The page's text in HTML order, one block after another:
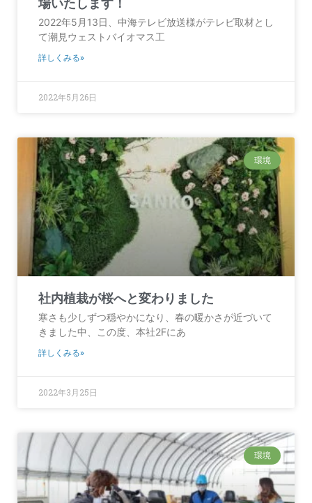
場いたします！
2022年5月13日、中海テレビ放送様がテレビ取材とし
て潮見ウェストバイオマス工
詳しくみる»
2022年5月26日
環境
社内植栽が桜へと変わりました
寒さも少しずつ穏やかになり、春の暖かさが近づいて
きました中、この度、本社2Fにあ
詳しくみる»
2022年3月25日
環境